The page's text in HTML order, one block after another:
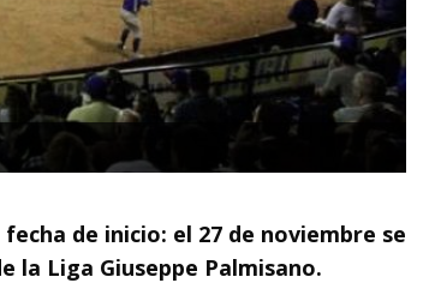
de inicio: el 27 de noviembre se
la Liga Giuseppe Palmisano.